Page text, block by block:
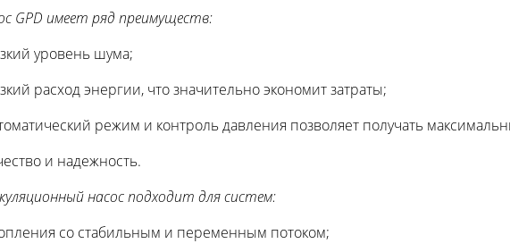
GPD имеет ряд преимуществ:
уровень шума;
расход энергии, что значительно экономит затраты;
режим и контроль давления позволяет получать
и надежность.
насос подходит для систем:
со стабильным и переменным потоком;